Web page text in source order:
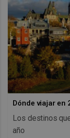
Dónde viajar en
Los destinos
año